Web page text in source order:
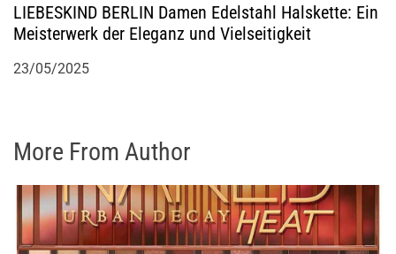
LIEBESKIND BERLIN Damen Edelstahl Halskette: Ein
Meisterwerk der Eleganz und Vielseitigkeit
23/05/2025
More From Author